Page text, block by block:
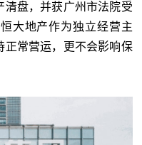
清盘，并获广州市法院受
大地产作为独立经营主
正常营运，更不会影响保